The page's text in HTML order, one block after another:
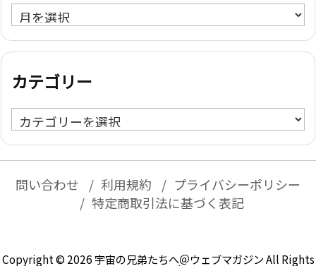
ア
ー
カ
ブ
カテゴリー
カ
テ
ー
問い合わせ 利用規約
プライバシーポリシー
特定商取引法に基づく表記
Copyright © 2026 宇宙の兄弟たちへ＠ウェブマガジンAll Rights